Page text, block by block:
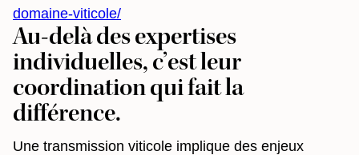
domaine-viticole/
Au-delà des expertises
individuelles, c’est leur
coordination qui fait la
différence.
Une transmission viticole implique des enjeux